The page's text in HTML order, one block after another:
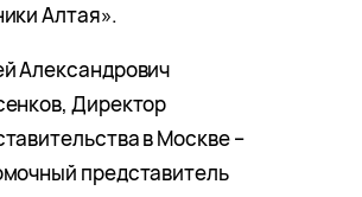
Алтая».
Александрович
Директор
в Москве –
представитель